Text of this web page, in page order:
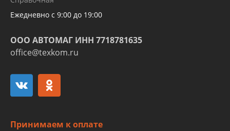
Ежедневно с 9:00 до 19:00
ООО АВТОМАГ ИНН 7718781635
office@texkom.ru
Принимаем к оплате